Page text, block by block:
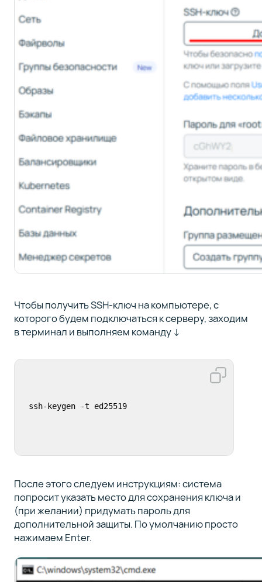
Чтобы получить SSH-ключ на компьютере, с
которого будем подключаться к серверу, заходим
в терминал и выполняем команду ↓
ssh-keygen -t ed25519
После этого следуем инструкциям: система
попросит указать место для сохранения ключа и
(при желании) придумать пароль для
дополнительной защиты. По умолчанию просто
нажимаем Enter.